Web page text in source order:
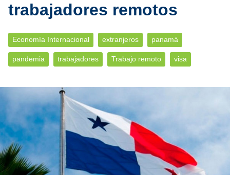
trabajadores remotos
Economía Internacional extranjeros panamá
pandemia trabajadores Trabajo remoto visa